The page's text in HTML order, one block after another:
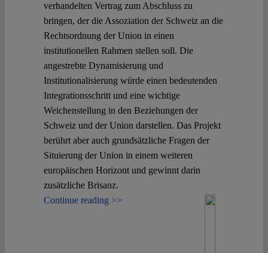
verhandelten Vertrag zum Abschluss zu
bringen, der die Assoziation der Schweiz an die
Rechtsordnung der Union in einen
institutionellen Rahmen stellen soll. Die
angestrebte Dynamisierung und
Institutionalisierung würde einen bedeutenden
Integrationsschritt und eine wichtige
Weichenstellung in den Beziehungen der
Schweiz und der Union darstellen. Das Projekt
berührt aber auch grundsätzliche Fragen der
Situierung der Union in einem weiteren
europäischen Horizont und gewinnt darin
zusätzliche Brisanz.
Continue reading >>